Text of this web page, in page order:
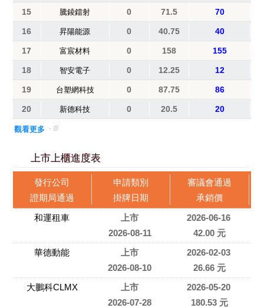
15 騰錂鐳射 0 71.5 70
16 昇陽能源 0 40.75 40
17 富宸材料 0 158 155
18 智安電子 0 12.25 12
19 台塑網科技 0 87.75 86
20 新德科技 0 20.5 20
觀看更多
上市上櫃進度表
發行公司 申請類別
審議會通過
證期局通過
掛牌日期
承銷價
和運租車
上市
2026-06-16
2026-08-11
42.00 元
華德動能
上市
2026-02-03
2026-08-10
26.66 元
大鵬科CLMX
上市
2026-05-20
2026-07-28
180.53 元